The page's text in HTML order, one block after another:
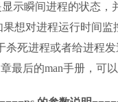
显示瞬间进程的状态，
果想对进程运行时间监
杀死进程或者给进程发
章最后的man手册，可